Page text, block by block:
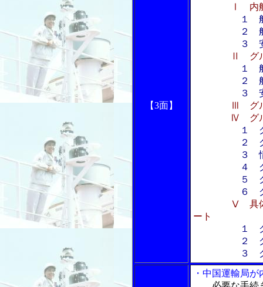
【3面】
Ⅰ 内航海運
１
２ 船舶
３ 安全運
Ⅱ グ
１
２ 船舶の
３ 安全性
Ⅲ グ
Ⅳ グループ
１
２ グル
３ 情報
４ グルー
５ グルー
６ グルー
Ⅴ 具体
ート
１
２ グル
３ グルー
・中国運輸局